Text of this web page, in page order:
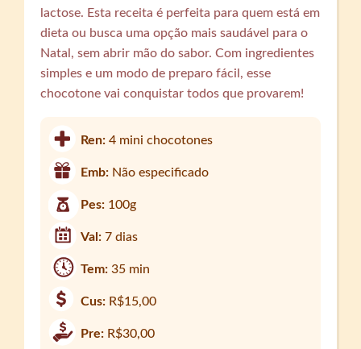
lactose. Esta receita é perfeita para quem está em
dieta ou busca uma opção mais saudável para o
Natal, sem abrir mão do sabor. Com ingredientes
simples e um modo de preparo fácil, esse
chocotone vai conquistar todos que provarem!
Ren:4 mini chocotones
Emb: Não especificado
Pes: 100g
Val:7 dias
Tem:35 min
Cus: R$15,00
Pre: R$30,00